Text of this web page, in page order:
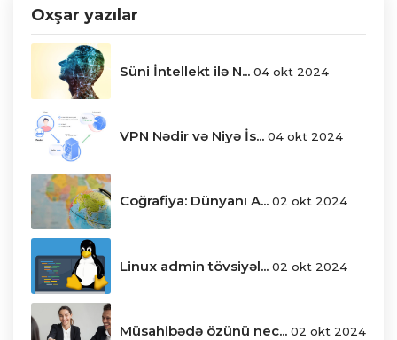
Oxşar yazılar
Süni İntellekt ilə N... 04 okt 2024
VPN Nədir və Niyə İs... 04 okt 2024
Coğrafiya: Dünyanı A... 02 okt 2024
Linux admin tövsiyəl... 02 okt 2024
Müsahibədə özünü nec... 02 okt 2024